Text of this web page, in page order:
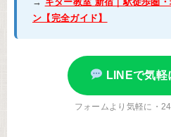
ン【完全ガイド】
LINEで気軽
フォームより気軽に・